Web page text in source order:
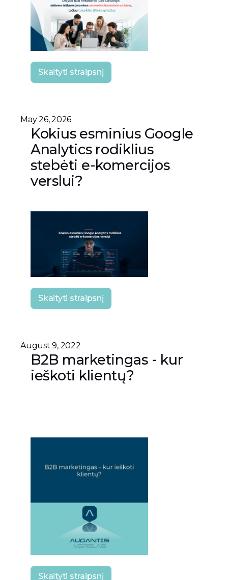
Skaityti straipsnį
May 26, 2026
Kokius esminius Google
Analytics rodiklius
stebėti e-komercijos
verslui?
Skaityti straipsnį
August 9, 2022
B2B marketingas - kur
ieškoti klientų?
Skaityti straipsnį